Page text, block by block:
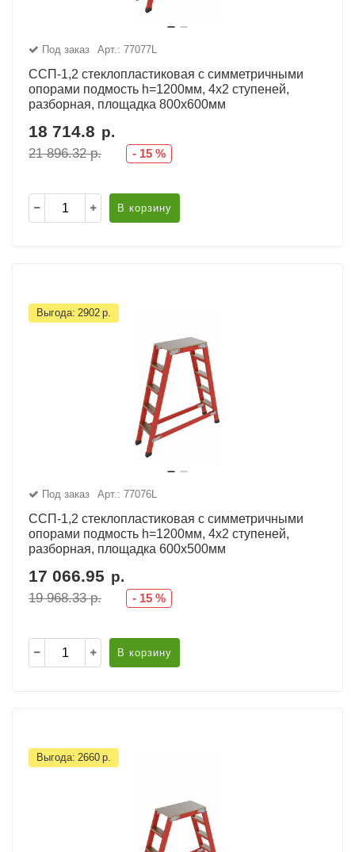
Под заказ Арт.: 77077L
ССП-1,2 стеклопластиковая с симметричными
опорами подмость h=1200мм, 4х2 ступеней,
разборная, площадка 800х600мм
18 714.8 р.
21 896.32р. - 15 %
В корзину
Выгода: 2902 р.
Под заказ Арт.: 77076L
ССП-1,2 стеклопластиковая с симметричными
опорами подмость h=1200мм, 4х2 ступеней,
разборная, площадка 600х500мм
17 066.95 р.
19 968.33р. - 15 %
В корзину
Выгода: 2660 р.